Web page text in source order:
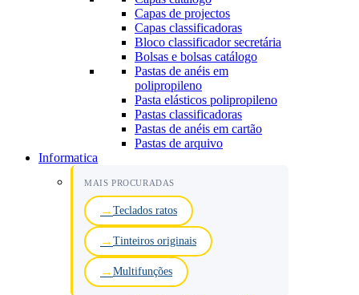
Capas de projectos
Capas classificadoras
Bloco classificador secretária
Bolsas e bolsas catálogo
Pastas de anéis em
polipropileno
Pasta elásticos polipropileno
Pastas classificadoras
Pastas de anéis em cartão
Pastas de arquivo
Informatica
MAIS PROCURADAS
Teclados ratos
Tinteiros originais
Multifunções